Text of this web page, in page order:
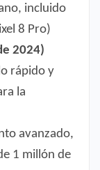
incluido
8 Pro)
2024)
rápido y
la
avanzado,
1 millón de